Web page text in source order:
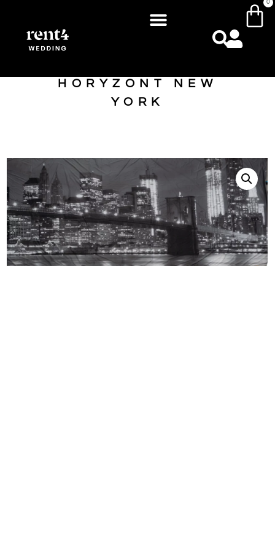
0
HORYZONT NEW
YORK